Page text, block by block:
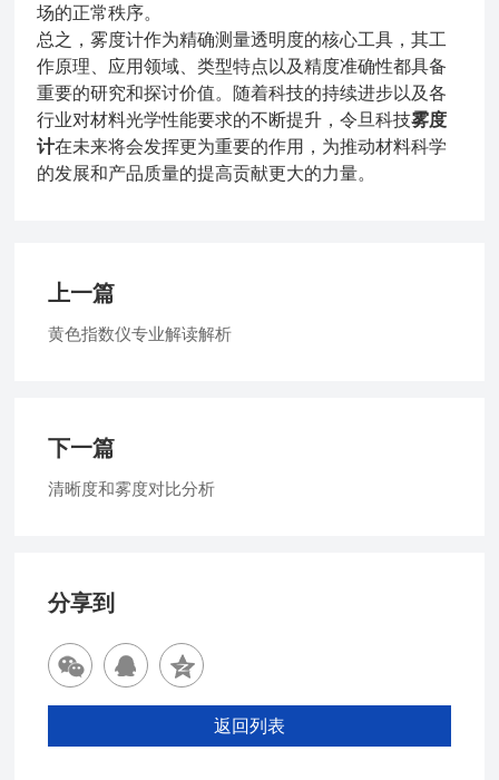
场的正常秩序。
总之，雾度计作为精确测量透明度的核心工具，其工
作原理、应用领域、类型特点以及精度准确性都具备
重要的研究和探讨价值。随着科技的持续进步以及各
行业对材料光学性能要求的不断提升，令旦科技雾度
计在未来将会发挥更为重要的作用，为推动材料科学
的发展和产品质量的提高贡献更大的力量。
上一篇
黄色指数仪专业解读解析
下一篇
清晰度和雾度对比分析
分享到
返回列表